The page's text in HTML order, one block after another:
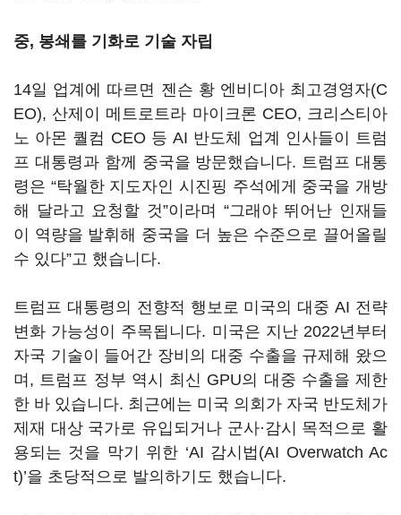
중, 봉쇄를 기화로 기술 자립
14일 업계에 따르면 젠슨 황 엔비디아 최고경영자(C
EO), 산제이 메트로트라 마이크론 CEO, 크리스티아
노 아몬 퀄컴 CEO 등 AI 반도체 업계 인사들이 트럼
프 대통령과 함께 중국을 방문했습니다. 트럼프 대통
령은 “탁월한 지도자인 시진핑 주석에게 중국을 개방
해 달라고 요청할 것”이라며 “그래야 뛰어난 인재들
이 역량을 발휘해 중국을 더 높은 수준으로 끌어올릴
수 있다”고 했습니다.
트럼프 대통령의 전향적 행보로 미국의 대중 AI 전략
변화 가능성이 주목됩니다. 미국은 지난 2022년부터
자국 기술이 들어간 장비의 대중 수출을 규제해 왔으
며, 트럼프 정부 역시 최신 GPU의 대중 수출을 제한
한 바 있습니다. 최근에는 미국 의회가 자국 반도체가
제재 대상 국가로 유입되거나 군사·감시 목적으로 활
용되는 것을 막기 위한 ‘AI 감시법(AI Overwatch Ac
t)’을 초당적으로 발의하기도 했습니다.